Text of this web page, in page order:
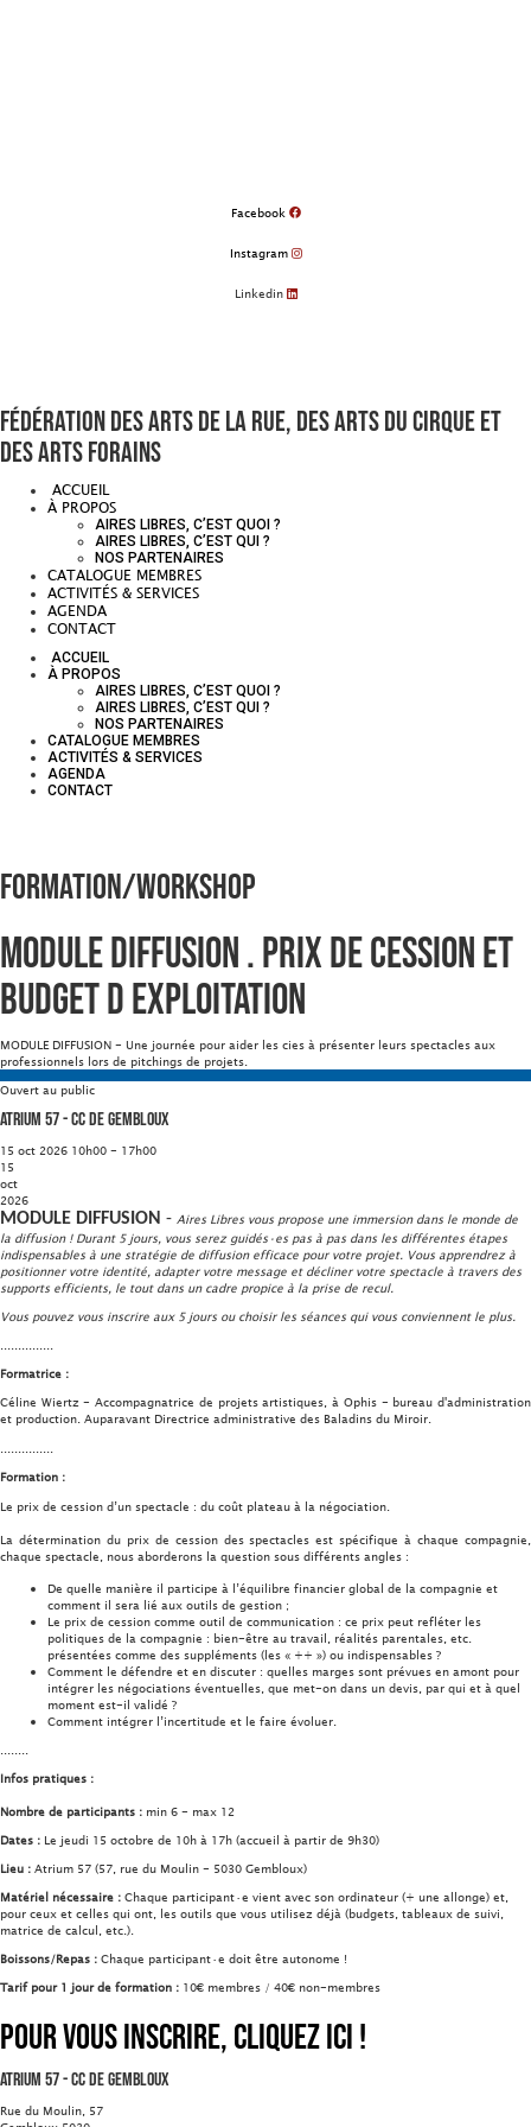
Facebook
Instagram
Linkedin
Fédération des arts de la rue, des arts du cirque et
des arts forains
ACCUEIL
À PROPOS
AIRES LIBRES, C’EST QUOI ?
AIRES LIBRES, C’EST QUI ?
NOS PARTENAIRES
CATALOGUE MEMBRES
ACTIVITÉS & SERVICES
AGENDA
CONTACT
ACCUEIL
À PROPOS
AIRES LIBRES, C’EST QUOI ?
AIRES LIBRES, C’EST QUI ?
NOS PARTENAIRES
CATALOGUE MEMBRES
ACTIVITÉS & SERVICES
AGENDA
CONTACT
Formation/Workshop
Module Diffusion . Prix de cession et
budget d exploitation
MODULE DIFFUSION - Une journée pour aider les cies à présenter leurs spectacles aux
professionnels lors de pitchings de projets.
Ouvert au public
Atrium 57 - CC de Gembloux
15 oct 2026 10h00 - 17h00
15
oct
2026
MODULE DIFFUSION - Aires Libres vous propose une immersion dans le monde de
la diffusion ! Durant 5 jours, vous serez guidés·es pas à pas dans les différentes étapes
indispensables à une stratégie de diffusion efficace pour votre projet. Vous apprendrez à
positionner votre identité, adapter votre message et décliner votre spectacle à travers des
supports efficients, le tout dans un cadre propice à la prise de recul.
Vous pouvez vous inscrire aux 5 jours ou choisir les séances qui vous conviennent le plus.
...............
Formatrice :
Céline Wiertz - Accompagnatrice de projets artistiques, à Ophis - bureau d'administration
et production. Auparavant Directrice administrative des Baladins du Miroir.
...............
Formation :
Le prix de cession d’un spectacle : du coût plateau à la négociation.
La détermination du prix de cession des spectacles est spécifique à chaque compagnie,
chaque spectacle, nous aborderons la question sous différents angles :
De quelle manière il participe à l’équilibre financier global de la compagnie et
comment il sera lié aux outils de gestion ;
Le prix de cession comme outil de communication : ce prix peut refléter les
politiques de la compagnie : bien-être au travail, réalités parentales, etc.
présentées comme des suppléments (les « ++ ») ou indispensables ?
Comment le défendre et en discuter : quelles marges sont prévues en amont pour
intégrer les négociations éventuelles, que met-on dans un devis, par qui et à quel
moment est-il validé ?
Comment intégrer l’incertitude et le faire évoluer.
........
Infos pratiques :
Nombre de participants : min 6 - max 12
Dates : Le jeudi 15 octobre de 10h à 17h (accueil à partir de 9h30)
Lieu : Atrium 57 (57, rue du Moulin - 5030 Gembloux)
Matériel nécessaire : Chaque participant·e vient avec son ordinateur (+ une allonge) et,
pour ceux et celles qui ont, les outils que vous utilisez déjà (budgets, tableaux de suivi,
matrice de calcul, etc.).
Boissons/Repas : Chaque participant·e doit être autonome !
Tarif pour 1 jour de formation : 10€ membres / 40€ non-membres
Pour vous inscrire, cliquez ici !
Atrium 57 - CC de Gembloux
Rue du Moulin, 57